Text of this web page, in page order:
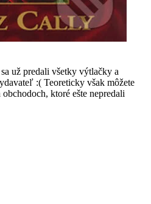
už predali všetky výtlačky a
:( Teoreticky však môžete
ktoré ešte nepredali